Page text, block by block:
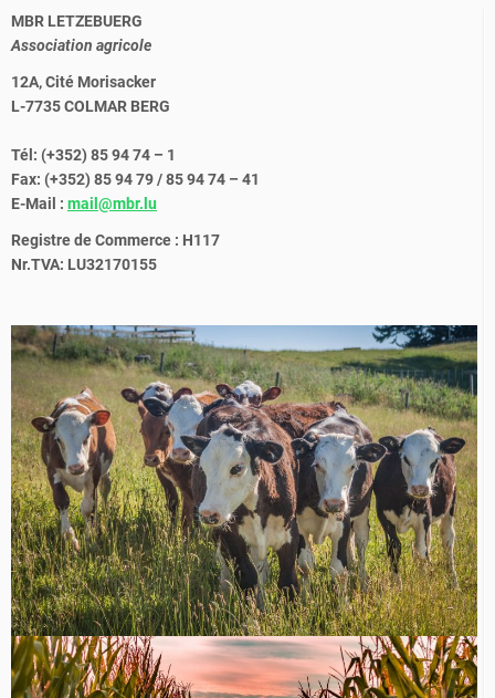
MBR LETZEBUERG
Association agricole
12A, Cité Morisacker
L-7735 COLMAR BERG
Tél: (+352) 85 94 74 – 1
Fax: (+352) 85 94 79 / 85 94 74 – 41
E-Mail : mail@mbr.lu
Registre de Commerce : H117
Nr.TVA: LU32170155